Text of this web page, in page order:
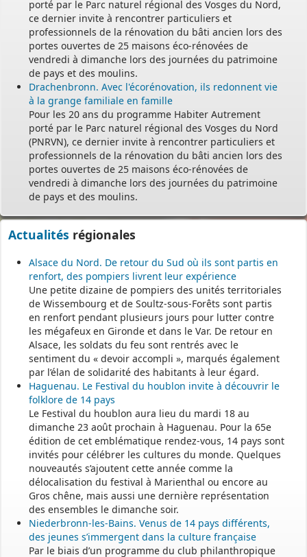
porté par le Parc naturel régional des Vosges du Nord,
ce dernier invite à rencontrer particuliers et
professionnels de la rénovation du bâti ancien lors des
portes ouvertes de 25 maisons éco-rénovées de
vendredi à dimanche lors des journées du patrimoine
de pays et des moulins.
Drachenbronn. Avec l'écorénovation, ils redonnent vie
à la grange familiale en famille
Pour les 20 ans du programme Habiter Autrement
porté par le Parc naturel régional des Vosges du Nord
(PNRVN), ce dernier invite à rencontrer particuliers et
professionnels de la rénovation du bâti ancien lors des
portes ouvertes de 25 maisons éco-rénovées de
vendredi à dimanche lors des journées du patrimoine
de pays et des moulins.
Actualités régionales
Alsace du Nord. De retour du Sud où ils sont partis en
renfort, des pompiers livrent leur expérience
Une petite dizaine de pompiers des unités territoriales
de Wissembourg et de Soultz-sous-Forêts sont partis
en renfort pendant plusieurs jours pour lutter contre
les mégafeux en Gironde et dans le Var. De retour en
Alsace, les soldats du feu sont rentrés avec le
sentiment du « devoir accompli », marqués également
par l’élan de solidarité des habitants à leur égard.
Haguenau. Le Festival du houblon invite à découvrir le
folklore de 14 pays
Le Festival du houblon aura lieu du mardi 18 au
dimanche 23 août prochain à Haguenau. Pour la 65e
édition de cet emblématique rendez-vous, 14 pays sont
invités pour célébrer les cultures du monde. Quelques
nouveautés s’ajoutent cette année comme la
délocalisation du festival à Marienthal ou encore au
Gros chêne, mais aussi une dernière représentation
des ensembles le dimanche soir.
Niederbronn-les-Bains. Venus de 14 pays différents,
des jeunes s’immergent dans la culture française
Par le biais d’un programme du club philanthropique